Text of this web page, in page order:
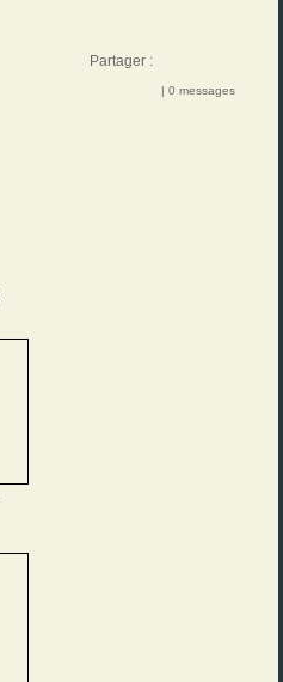
Partager :
| 0 messages